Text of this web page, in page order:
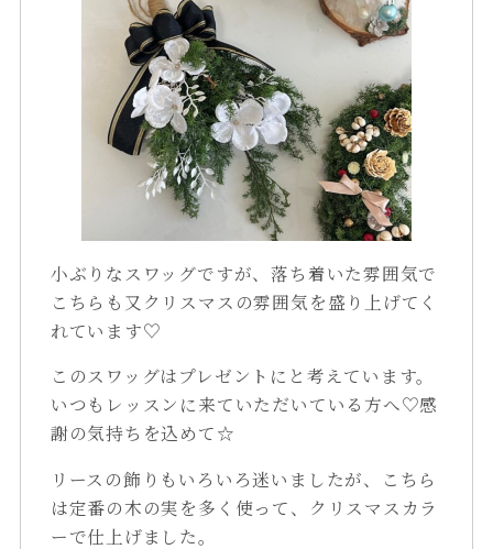
小ぶりなスワッグですが、落ち着いた雰囲気で
こちらも又クリスマスの雰囲気を盛り上げてく
れています♡
このスワッグはプレゼントにと考えています。
いつもレッスンに来ていただいている方へ♡感
謝の気持ちを込めて☆
リースの飾りもいろいろ迷いましたが、こちら
は定番の木の実を多く使って、クリスマスカラ
ーで仕上げました。